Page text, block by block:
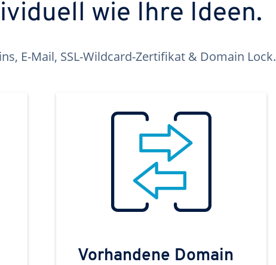
wie Ihre Ideen.
E-Mail, SSL-Wildcard-Zertifikat & Domain Lock.
Vorhandene Domain